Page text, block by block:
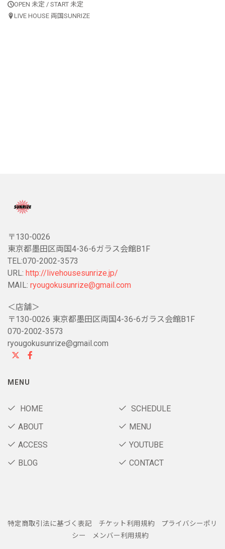
OPEN 未定 / START 未定
LIVE HOUSE 両国SUNRIZE
〒130-0026
東京都墨田区両国4-36-6ガラス会館B1F
TEL:070-2002-3573
URL: http://livehousesunrize.jp/
MAIL: ryougokusunrize@gmail.com
＜店舗＞
〒130-0026 東京都墨田区両国4-36-6ガラス会館B1F
070-2002-3573
ryougokusunrize@gmail.com
MENU
HOME
SCHEDULE
ABOUT
MENU
ACCESS
YOUTUBE
BLOG
CONTACT
特定商取引法に基づく表記 チケット利用規約
プライバシーポリ
シー
メンバー利用規約